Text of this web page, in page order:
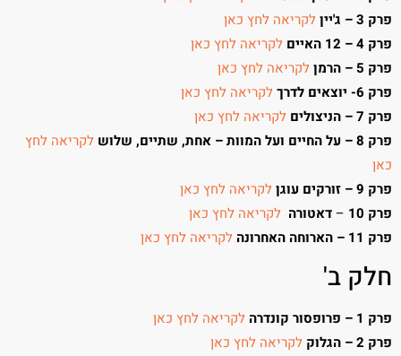
פרק 3 – ג'יין
לקריאה לחץ כאן
פרק 4 –
12 האיים
לקריאה לחץ כאן
פרק 5 – הרמן
לקריאה לחץ כאן
פרק 6- יוצאים לדרך
לקריאה לחץ כאן
פרק 7 – הניצולים
לקריאה לחץ כאן
פרק 8 – על החיים ועל המוות – אחת, שתיים, שלוש
לקריאה לחץ
כאן
פרק 9 – זורקים עוגן
לקריאה לחץ כאן
פרק 10
–דאטורה לקריאה לחץ כאן
פרק 11 – הארוחה האחרונה
לקריאה לחץ כאן
חלק ב'
פרק 1 – פרופסור קונדרה
לקריאה לחץ כאן
פרק 2 – הגלוק
לקריאה לחץ כאן